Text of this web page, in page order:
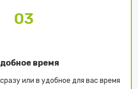
03
время
или в удобное для вас время